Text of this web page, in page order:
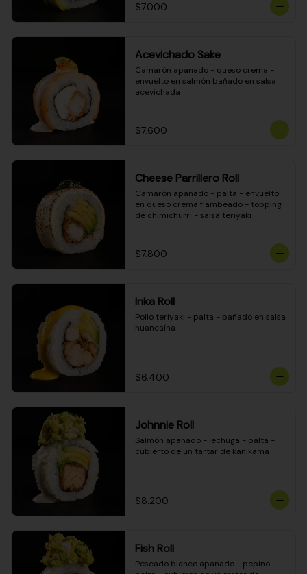
$7.000
Acevichado Sake
Camarón apanado - queso crema -
envuelto en salmón bañado en salsa
acevichada
$7.600
Cheese Parrillero Roll
Camarón apanado - palta - envuelto
en queso crema flambeado - topping
de chimichurri - salsa teriyaki
$7.800
Inka Roll
Pollo teriyaki - palta - bañado en salsa
huancaína
$6.400
Johnnie Roll
Salmón apanado - lechuga - palta -
cubierto de un tartar de kanikama
$8.200
Fish Roll
Pescado blanco apanado - pepino -